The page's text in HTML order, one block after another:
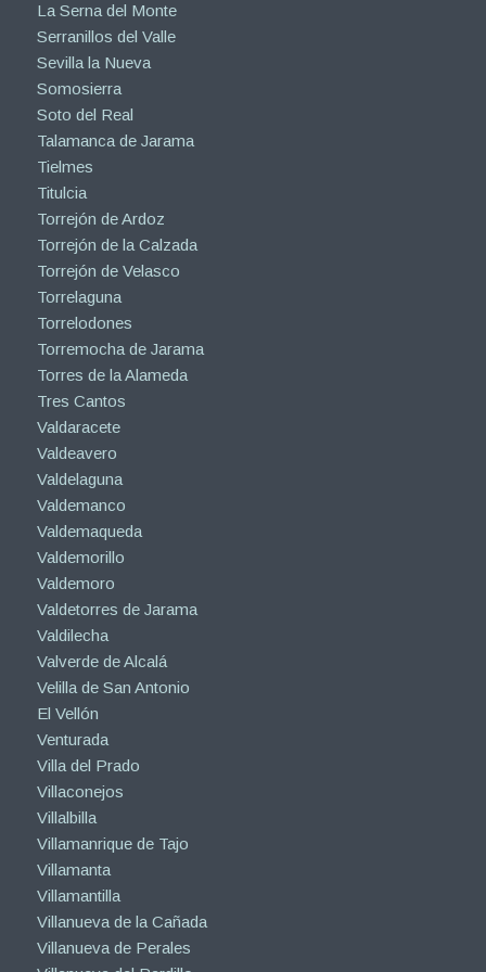
La Serna del Monte
Serranillos del Valle
Sevilla la Nueva
Somosierra
Soto del Real
Talamanca de Jarama
Tielmes
Titulcia
Torrejón de Ardoz
Torrejón de la Calzada
Torrejón de Velasco
Torrelaguna
Torrelodones
Torremocha de Jarama
Torres de la Alameda
Tres Cantos
Valdaracete
Valdeavero
Valdelaguna
Valdemanco
Valdemaqueda
Valdemorillo
Valdemoro
Valdetorres de Jarama
Valdilecha
Valverde de Alcalá
Velilla de San Antonio
El Vellón
Venturada
Villa del Prado
Villaconejos
Villalbilla
Villamanrique de Tajo
Villamanta
Villamantilla
Villanueva de la Cañada
Villanueva de Perales